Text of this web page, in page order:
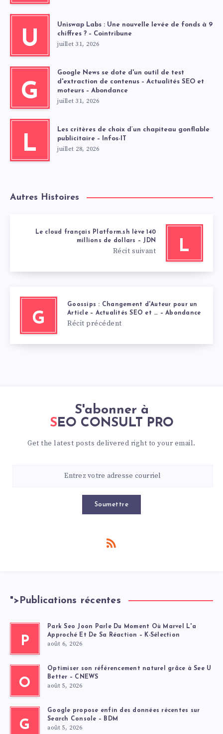
U
Uniswap Labs : Une nouvelle levée de fonds à 9
chiffres ? – Cointribune
juillet 31, 2026
G
Google News se dote d'un outil de test
d'extraction de contenus – Actualités SEO et
moteurs – Abondance
juillet 31, 2026
L
Les critères de choix d’un chapiteau gonflable
publicitaire – Infos-IT
juillet 28, 2026
Autres Histoires
L
Le cloud français Platform.sh lève 140
millions de dollars – JDN
Récit suivant
G
Goossips : Changement d'Auteur pour un
Article – Actualités SEO et … – Abondance
Récit précédent
S'abonner à
SEO CONSULT PRO
Get the latest posts delivered right to your email.
Soumettre
"> Publications récentes
P
Park Seo Joon Parle Du Moment Où Marvel L'a
Approché Et De Sa Réaction – K-Sélection
août 6, 2026
O
Optimiser son référencement naturel grâce à See U
Better – CNEWS
août 5, 2026
G
Google propose enfin des données récentes sur
Search Console – BDM
août 5, 2026